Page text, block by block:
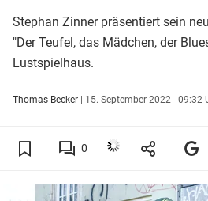
Stephan Zinner präsentiert sein
"Der Teufel, das Mädchen, der
Lustspielhaus.
Thomas Becker 15. September 2022 - 09:32
0